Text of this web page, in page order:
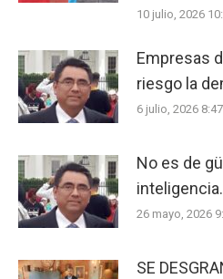
10 julio, 2026
Empresas
riesgo la
6 julio, 2026
No es de
inteligencia.
26 mayo, 2026
SE